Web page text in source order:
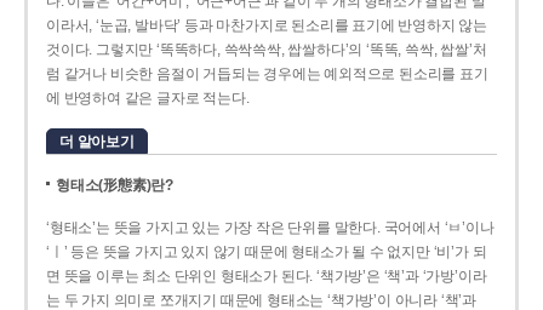
이라서, ‘눈곱, 발바닥’ 등과 마찬가지로 된소리를 표기에 반영하지 않는
것이다. 그렇지만 ‘똑똑하다, 쓱싹쓱싹, 쌉쌀하다’의 ‘똑똑, 쓱싹, 쌉쌀’처
럼 같거나 비슷한 음절이 거듭되는 경우에는 예외적으로 된소리를 표기
에 반영하여 같은 글자로 적는다.
더 알아보기
형태소(形態素)란?
‘형태소’는 뜻을 가지고 있는 가장 작은 단위를 말한다. 국어에서 ‘ㅂ’이나
‘ㅣ’ 등은 뜻을 가지고 있지 않기 때문에 형태소가 될 수 없지만 ‘비’가 되
면 뜻을 이루는 최소 단위인 형태소가 된다. ‘책가방’은 ‘책’과 ‘가방’이라
는 두 가지 의미로 쪼개지기 때문에 형태소는 ‘책가방’이 아니라 ‘책’과